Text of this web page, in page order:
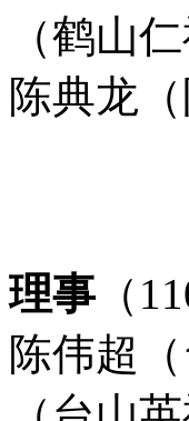
（鹤山
陈典龙
理事（
陈伟超